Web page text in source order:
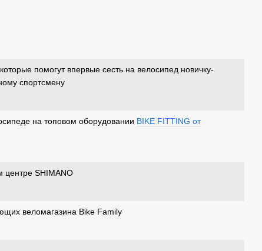
помогут впервые сесть на велосипед новичку-
спортсмену
на топовом оборудовании BIKE FITTING от
центре SHIMANO
веломагазина Bike Family